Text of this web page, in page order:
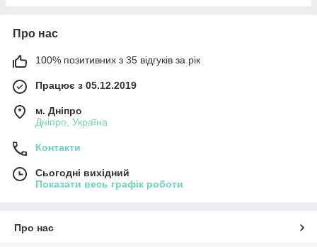
Про нас
100% позитивних з 35 відгуків за рік
Працює з 05.12.2019
м. Дніпро
Дніпро, Україна
Контакти
Сьогодні вихідний
Показати весь графік роботи
Про нас